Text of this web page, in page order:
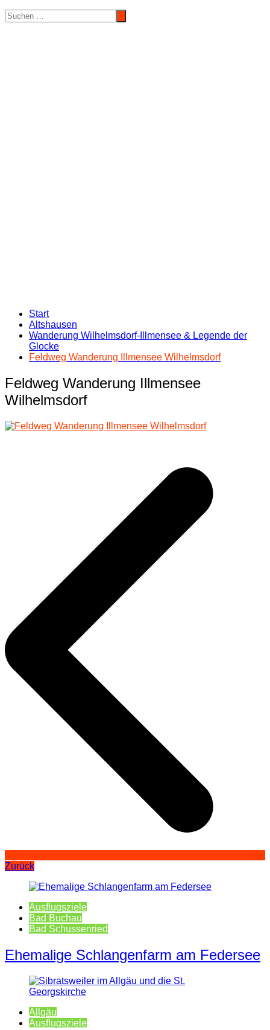
Start
Altshausen
Wanderung Wilhelmsdorf-Illmensee & Legende der
Glocke
Feldweg Wanderung Illmensee Wilhelmsdorf
Feldweg Wanderung Illmensee
Wilhelmsdorf
Zurück
Ausflugsziele
Bad Buchau
Bad Schussenried
Ehemalige Schlangenfarm am Federsee
Allgäu
Ausflugsziele